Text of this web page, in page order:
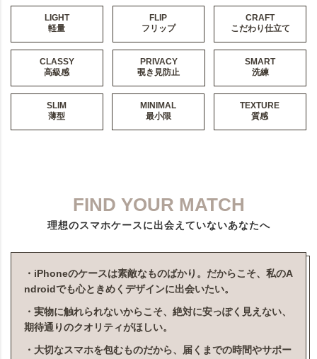
LIGHT
軽量
FLIP
フリップ
CRAFT
こだわり仕立て
CLASSY
高級感
PRIVACY
覗き見防止
SMART
洗練
SLIM
薄型
MINIMAL
最小限
TEXTURE
質感
FIND YOUR MATCH
理想のスマホケースに出会えていないあなたへ
・iPhoneのケースは素敵なものばかり。だからこそ、私のA
ndroidでも心ときめくデザインに出会いたい。
・実物に触れられないからこそ、絶対に安っぽく見えない、
期待通りのクオリティがほしい。
・大切なスマホを包むものだから、届くまでの時間やサポー